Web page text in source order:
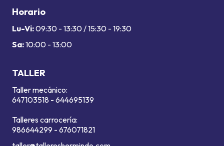
Horario
Lu-Vi:09:30 - 13:30 / 15:30 - 19:30
Sa:10:00 - 13:00
TALLER
Taller mecánico:
647103518 - 644695139
Talleres carrocería:
986644299 - 676071821